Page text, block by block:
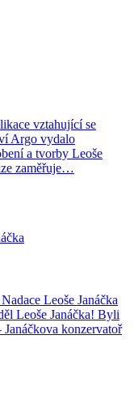
vztahující se
Argo vydalo
a tvorby Leoše
zaměřuje…
Leoše Janáčka
Leoše Janáčka! Byli
konzervatoř